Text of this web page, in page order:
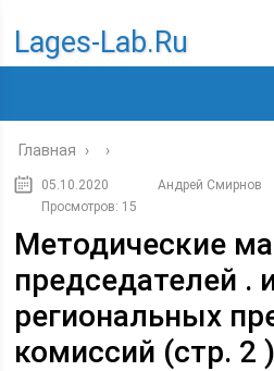
Lages-Lab.ru
Главная › ›
05.10.2020 Андрей Смирнов
Просмотров: 15
Методические
председателей .
региональных
комиссий (стр. 2 )